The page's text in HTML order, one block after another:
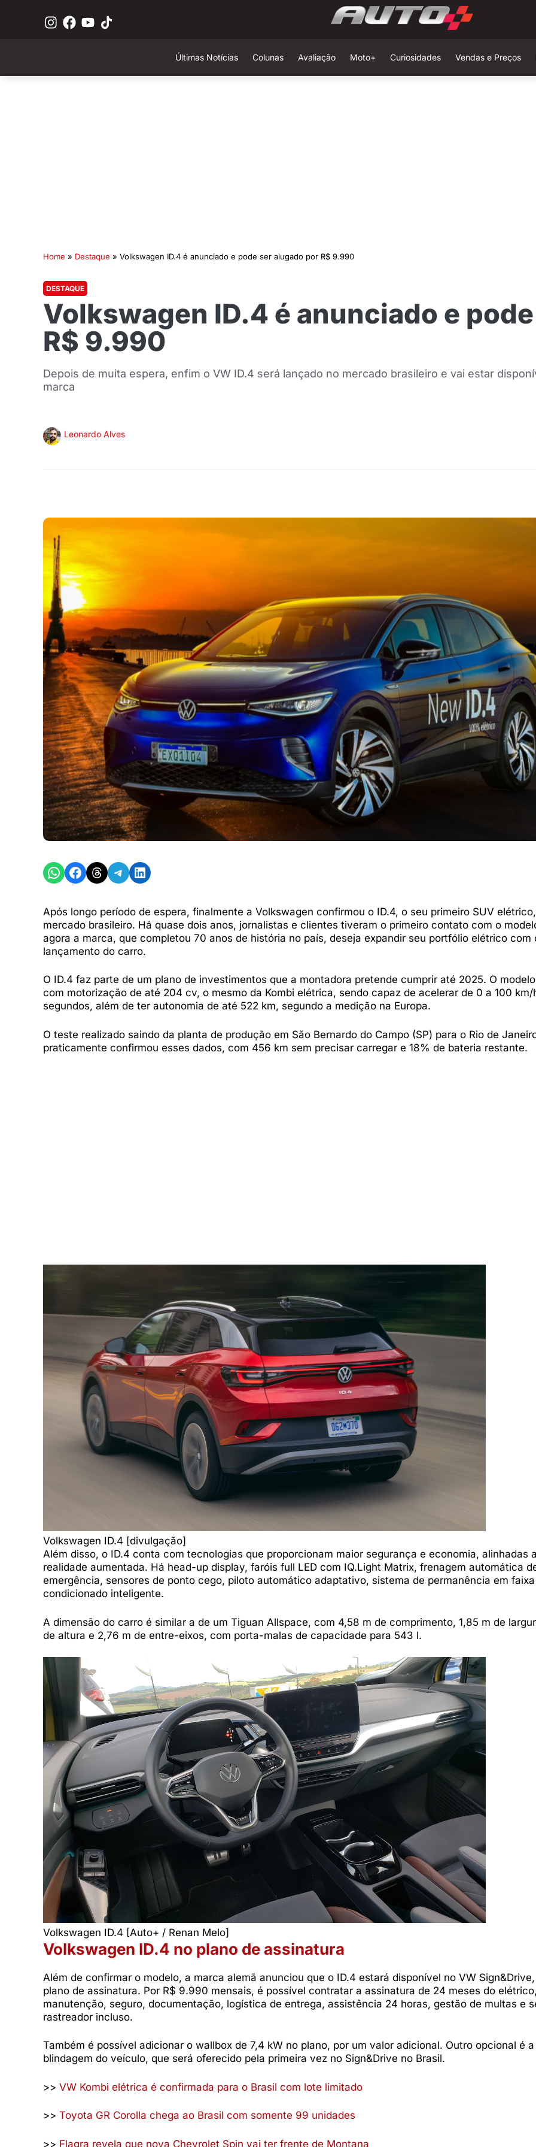
Últimas Notícias Colunas Avaliação Moto+ Curiosidades Vendas e Preços
Home » Destaque » Volkswagen ID.4 é anunciado e pode ser alugado por R$ 9.990
DESTAQUE
Volkswagen ID.4 é anunciado e
R$ 9.990
Depois de muita espera, enfim o VW ID.4 será lançado no mercado brasileiro e vai estar
marca
Leonardo Alves
Share on WhatsApp
Share on Facebook
Share on Threads
Share on Telegram
Share on LinkedIn
Após longo período de espera, finalmente a Volkswagen confirmou o ID.4, o seu primeiro SUV
mercado brasileiro. Há quase dois anos, jornalistas e clientes tiveram o primeiro contato com o
agora a marca, que completou 70 anos de história no país, deseja expandir seu portfólio elétrico com
lançamento do carro.
O ID.4 faz parte de um plano de investimentos que a montadora pretende cumprir até 2025. O
com motorização de até 204 cv, o mesmo da Kombi elétrica, sendo capaz de acelerar de 0 a 100 km/
segundos, além de ter autonomia de até 522 km, segundo a medição na Europa.
O teste realizado saindo da planta de produção em São Bernardo do Campo (SP) para o Rio de
praticamente confirmou esses dados, com 456 km sem precisar carregar e 18% de bateria restante.
Volkswagen ID.4 [divulgação]
Além disso, o ID.4 conta com tecnologias que proporcionam maior segurança e economia, alinhadas
realidade aumentada. Há head-up display, faróis full LED com IQ.Light Matrix, frenagem automática
emergência, sensores de ponto cego, piloto automático adaptativo, sistema de permanência em
condicionado inteligente.
A dimensão do carro é similar a de um Tiguan Allspace, com 4,58 m de comprimento, 1,85 m de
de altura e 2,76 m de entre-eixos, com porta-malas de capacidade para 543 l.
Volkswagen ID.4 [Auto+ / Renan Melo]
Volkswagen ID.4 no plano de assinatura
Além de confirmar o modelo, a marca alemã anunciou que o ID.4 estará disponível no VW
plano de assinatura. Por R$ 9.990 mensais, é possível contratar a assinatura de 24 meses do
manutenção, seguro, documentação, logística de entrega, assistência 24 horas, gestão de multas e
rastreador incluso.
Também é possível adicionar o wallbox de 7,4 kW no plano, por um valor adicional. Outro opcional é a
blindagem do veículo, que será oferecido pela primeira vez no Sign&Drive no Brasil.
>> VW Kombi elétrica é confirmada para o Brasil com lote limitado
>> Toyota GR Corolla chega ao Brasil com somente 99 unidades
>> Flagra revela que nova Chevrolet Spin vai ter frente de Montana